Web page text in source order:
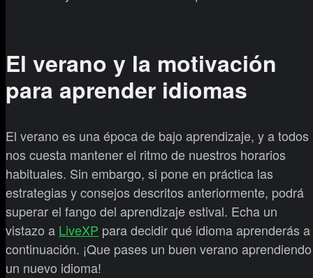
El verano y la motivación
para aprender idiomas
El verano es una época de bajo aprendizaje, y a todos
nos cuesta mantener el ritmo de nuestros horarios
habituales. Sin embargo, si pone en práctica las
estrategias y consejos descritos anteriormente, podrá
superar el fango del aprendizaje estival. Echa un
vistazo a LiveXP para decidir qué idioma aprenderás a
continuación. ¡Que pases un buen verano aprendiendo
un nuevo idioma!